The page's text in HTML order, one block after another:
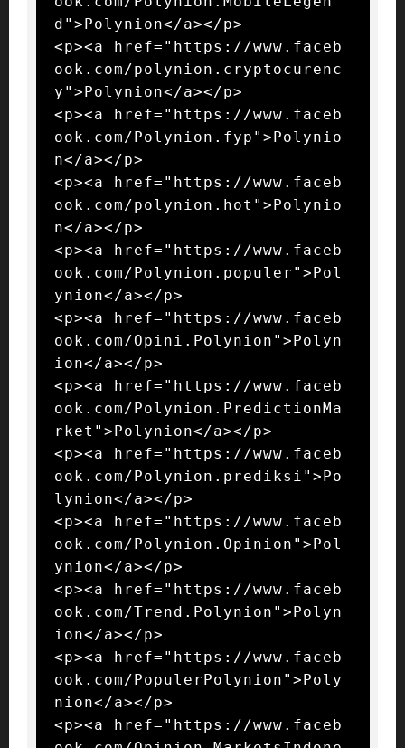
d">Polynion</a></p>
<p><a href="https://www.faceb
ook.com/polynion.cryptocurenc
y">Polynion</a></p>
<p><a href="https://www.faceb
ook.com/Polynion.fyp">Polynio
n</a></p>
<p><a href="https://www.faceb
ook.com/polynion.hot">Polynio
n</a></p>
<p><a href="https://www.faceb
ook.com/Polynion.populer">Pol
ynion</a></p>
<p><a href="https://www.faceb
ook.com/Opini.Polynion">Polyn
ion</a></p>
<p><a href="https://www.faceb
ook.com/Polynion.PredictionMa
rket">Polynion</a></p>
<p><a href="https://www.faceb
ook.com/Polynion.prediksi">Po
lynion</a></p>
<p><a href="https://www.faceb
ook.com/Polynion.Opinion">Pol
ynion</a></p>
<p><a href="https://www.faceb
ook.com/Trend.Polynion">Polyn
ion</a></p>
<p><a href="https://www.faceb
ook.com/PopulerPolynion">Poly
nion</a></p>
<p><a href="https://www.faceb